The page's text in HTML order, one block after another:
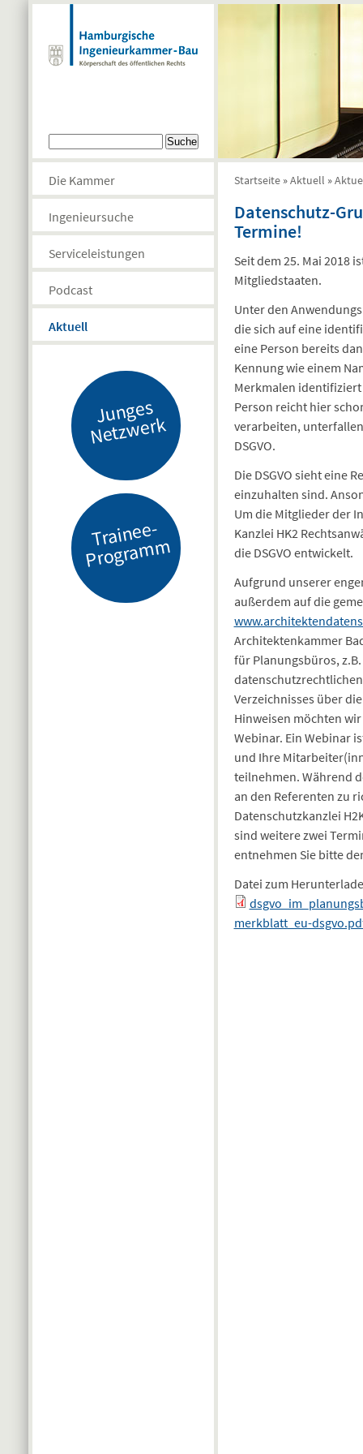
Direkt zum Inhalt
Suchformular
Die Kammer
Ingenieursuche
Serviceleistungen
Podcast
Aktuell
J
u
n
g
es
N
etz
w
er
k
Tr
ai
n
e
e-
Pr
o
gr
a
m
m
Sie sind hier
Startseite »Aktuell »
Datenschutz-
Termine!
Seit dem 25. Mai 2018
Mitgliedstaaten.
Unter den
die sich auf eine
eine Person bereits
Kennung wie einem
Merkmalen
Person reicht hier
verarbeiten,
DSGVO.
Die DSGVO sieht eine
einzuhalten sind.
Um die Mitglieder der
Kanzlei HK2
die DSGVO entwickelt.
Aufgrund unserer
außerdem auf die
Architektenkammer
für Planungsbüros,
Verzeichnisses über
Hinweisen möchten
Webinar. Ein Webinar
und Ihre
teilnehmen. Während
an den Referenten zu
Datenschutzkanzlei
sind weitere zwei
entnehmen Sie bitte
Datei zum
merkblatt_eu-